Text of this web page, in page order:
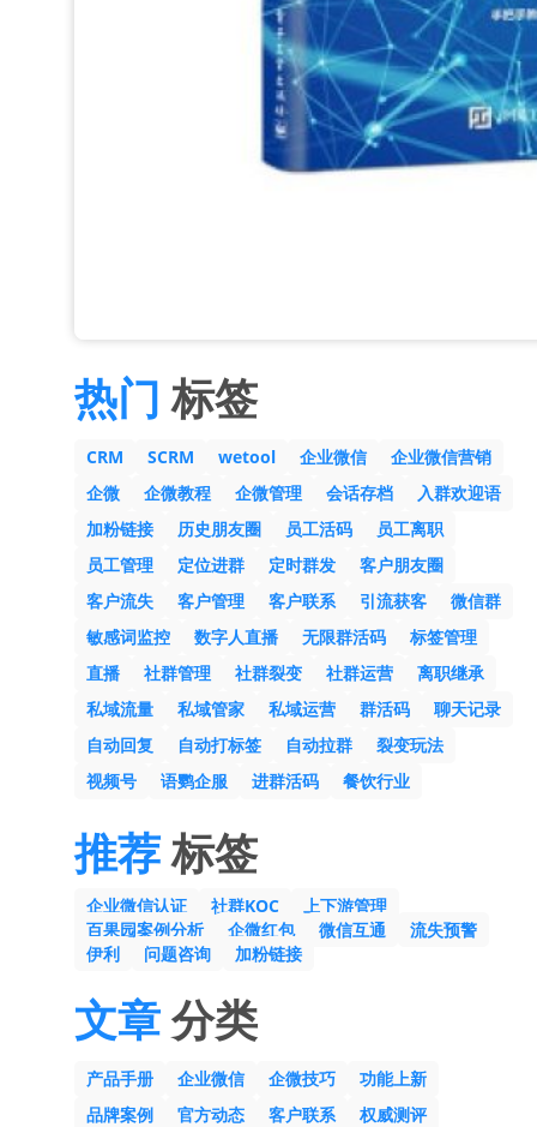
热门 标签
CRM SCRM wetool 企业微信
企业微信营销
企微
企微教程 企微管理 会话存档
入群欢迎语
加粉链接
历史朋友圈 员工活码
员工离职
员工管理
定位进群 定时群发
客户朋友圈
客户流失
客户管理 客户联系 引流获客
微信群
敏感词监控
数字人直播 无限群活码
标签管理
直播
社群管理 社群裂变 社群运营
离职继承
私域流量
私域管家 私域运营 群活码
聊天记录
自动回复
自动打标签 自动拉群
裂变玩法
视频号
语鹦企服 进群活码 餐饮行业
推荐标签
企业微信认证 社群KOC
上下游管理
百果园案例分析
企微红包 微信互通
流失预警
伊利
问题咨询 加粉链接
文章分类
产品手册 企业微信 企微技巧
功能上新
品牌案例
官方动态 客户联系
权威测评